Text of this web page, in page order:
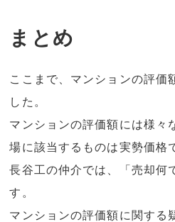
まとめ
ここまで、マンションの評価
した。
マンションの評価額には様々
場に該当するものは実勢価格
長谷工の仲介では、「売却何
す。
マンションの評価額に関する